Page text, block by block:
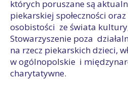
których poruszane są
piekarskiej społeczności
osobistości ze świata
Stowarzyszenie poza
na rzecz piekarskich dzieci,
w ogólnopolskie i
charytatywne.